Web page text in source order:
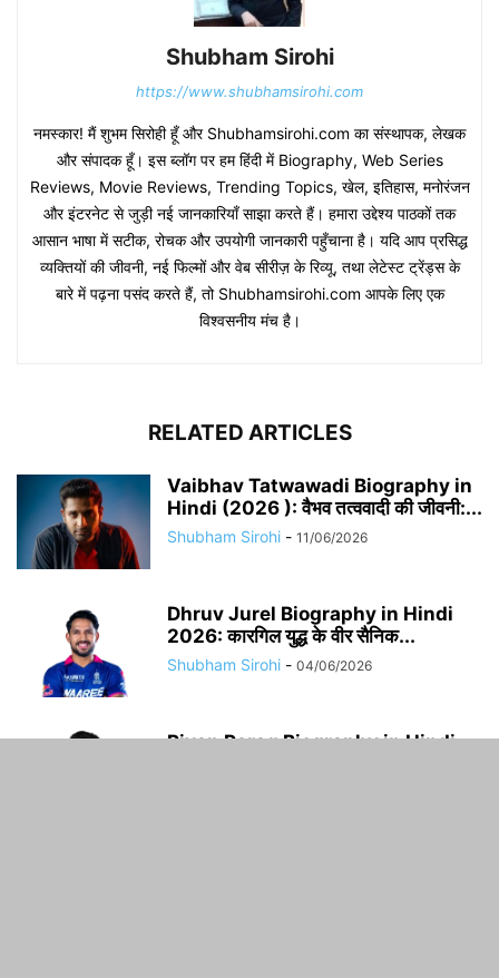
Shubham Sirohi
https://www.shubhamsirohi.com
नमस्कार! मैं शुभम सिरोही हूँ और Shubhamsirohi.com का संस्थापक, लेखक
और संपादक हूँ। इस ब्लॉग पर हम हिंदी में Biography, Web Series
Reviews, Movie Reviews, Trending Topics, खेल, इतिहास, मनोरंजन
और इंटरनेट से जुड़ी नई जानकारियाँ साझा करते हैं। हमारा उद्देश्य पाठकों तक
आसान भाषा में सटीक, रोचक और उपयोगी जानकारी पहुँचाना है। यदि आप प्रसिद्ध
व्यक्तियों की जीवनी, नई फिल्मों और वेब सीरीज़ के रिव्यू, तथा लेटेस्ट ट्रेंड्स के
बारे में पढ़ना पसंद करते हैं, तो Shubhamsirohi.com आपके लिए एक
विश्वसनीय मंच है।
RELATED ARTICLES
Vaibhav Tatwawadi Biography in
Hindi (2026 ): वैभव तत्ववादी की जीवनी:...
Shubham Sirohi - 11/06/2026
Dhruv Jurel Biography in Hindi
2026: कारगिल युद्ध के वीर सैनिक...
Shubham Sirohi - 04/06/2026
Riyan Parag Biography in Hindi